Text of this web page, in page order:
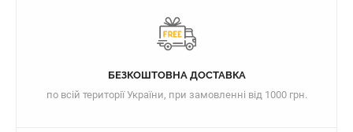
БЕЗКОШТОВНА ДОСТАВКА
по всій території України, при замовленні від 1000 грн.